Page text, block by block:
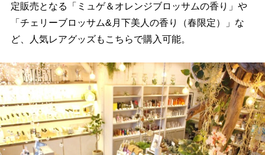
定販売となる「ミュゲ＆オレンジブロッサムの香り」
「チェリーブロッサム&月下美人の香り（春限定）」な
ど、人気レアグッズもこちらで購入可能。